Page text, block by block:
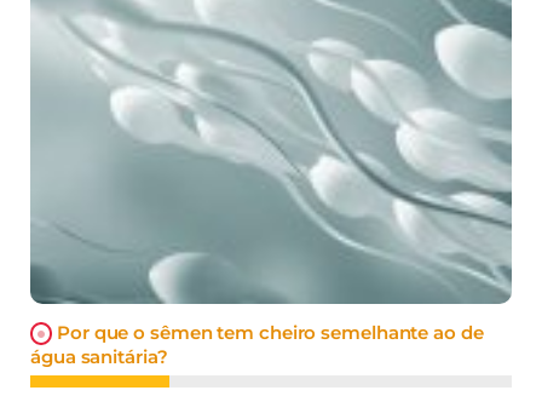
Por que o sêmen tem cheiro semelhante ao de
água sanitária?